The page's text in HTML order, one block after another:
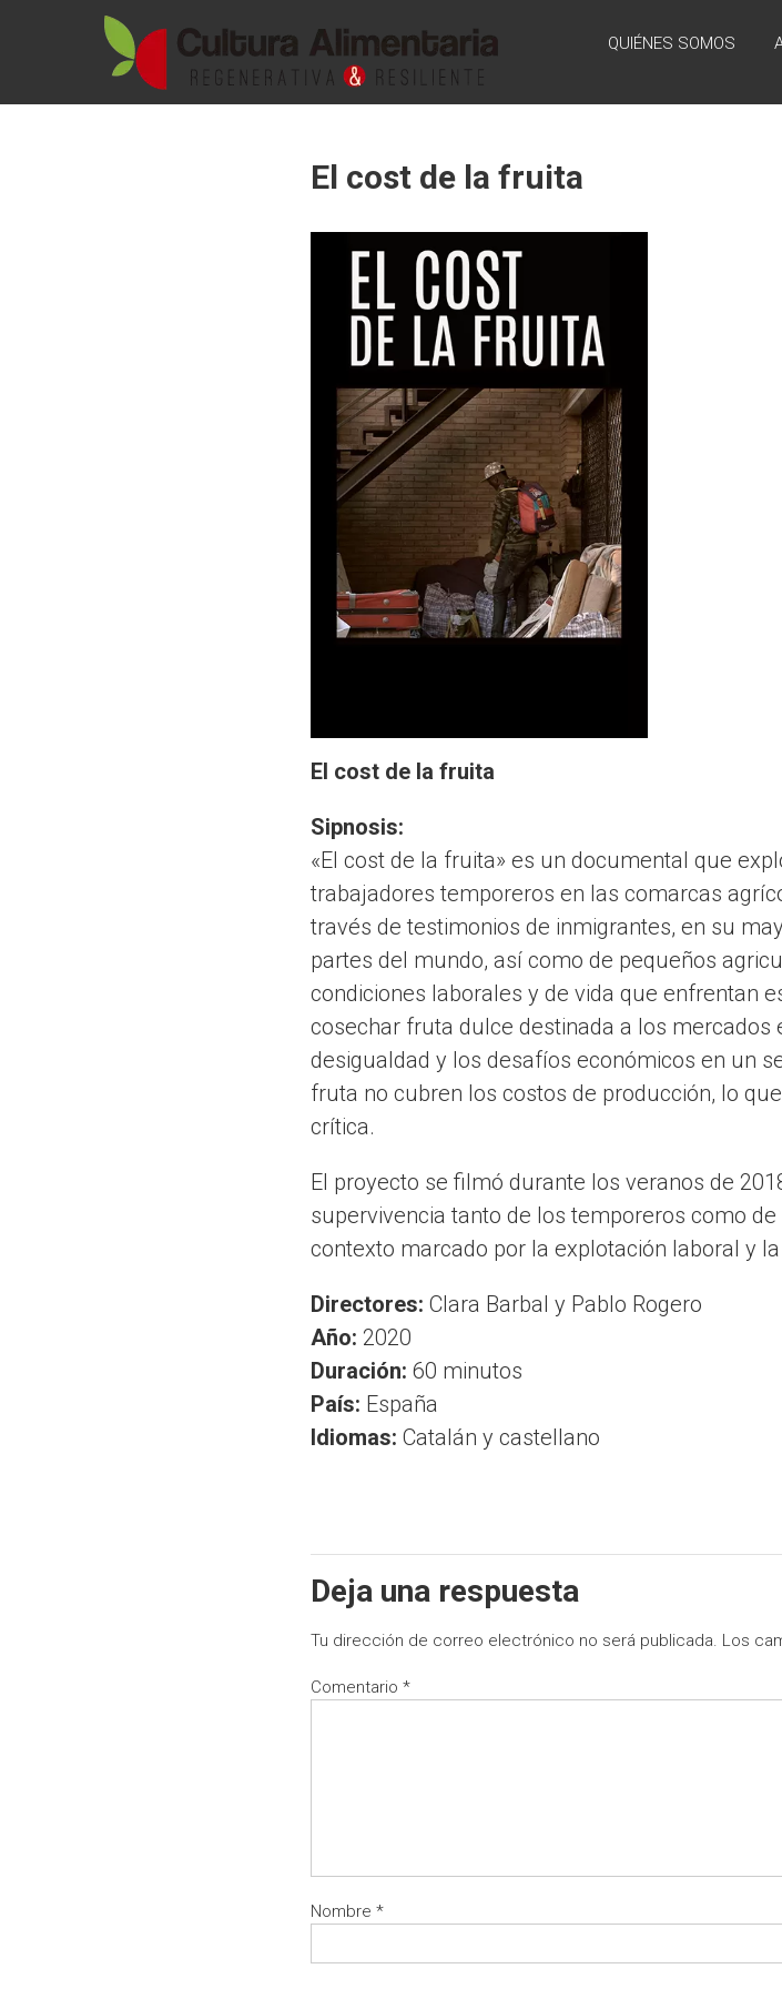
CULTURA
ALIMENTARIA
QUIÉNES SOMOS
El cost de la fruita
El cost de la fruita
Sipnosis:
«El cost de la fruita» es un documental que
trabajadores temporeros en las comarcas
través de testimonios de inmigrantes, en su
partes del mundo, así como de pequeños
condiciones laborales y de vida que enfrentan
cosechar fruta dulce destinada a los mercados
desigualdad y los desafíos económicos en un
fruta no cubren los costos de producción, lo
crítica.
El proyecto se filmó durante los veranos de
supervivencia tanto de los temporeros como
contexto marcado por la explotación laboral y
Directores: Clara Barbal y Pablo Rogero
Año: 2020
Duración:60 minutos
País: España
Idiomas: Catalán y castellano
Deja una respuesta
Tu dirección de correo electrónico no será publicada. Los
Comentario*
Nombre*